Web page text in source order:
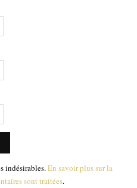
indésirables.En savoir plus sur la
sont traitées.